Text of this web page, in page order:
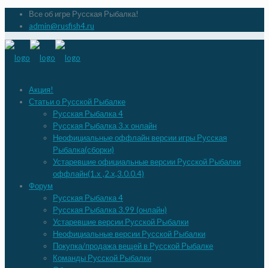
Все об игре Русская Рыбалка!
admin@rusfish4.ru
Акция!
Статьи о Русской Рыбалке
Русская Рыбалка 4
Русская Рыбалка 3.х онлайн
Неофициальные оффлайн версии игры Русская
Рыбалка(сборки)
Устаревшие официальные версии Русской Рыбалки
оффлайн(1.х ,2.х,3.0.0.4)
Форум
Русская Рыбалка 4
Русская Рыбалка 3.99 (онлайн)
Устаревшие версии Русской Рыбалки
Неофициальные версии Русской Рыбалки
Покупка/продажа вещей в Русской Рыбалке
Команды Русской Рыбалки